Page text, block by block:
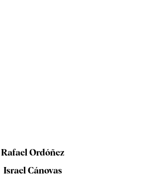
Rafael Ordóñez
Israel Cánovas